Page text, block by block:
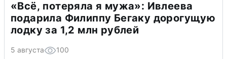
«Всё, потеряла я мужа»: Ивлеева
подарила Филиппу Бегаку дорогущую
лодку за 1,2 млн рублей
5 августа 100